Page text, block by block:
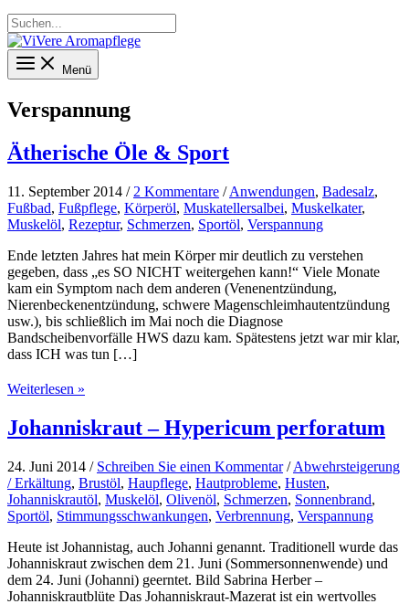
Suchen...
Menü
Verspannung
Ätherische Öle & Sport
11. September 2014 / 2 Kommentare /Anwendungen, Badesalz,
Fußbad, Fußpflege, Körperöl, Muskatellersalbei, Muskelkater,
Muskelöl, Rezeptur, Schmerzen, Sportöl, Verspannung
Ende letzten Jahres hat mein Körper mir deutlich zu verstehen
gegeben, dass „es SO NICHT weitergehen kann!“ Viele Monate
kam ein Symptom nach dem anderen (Venenentzündung,
Nierenbeckenentzündung, schwere Magenschleimhautentzündung
usw.), bis schließlich im Mai noch die Diagnose
Bandscheibenvorfälle HWS dazu kam. Spätestens jetzt war mir klar,
dass ICH was tun […]
Ätherische
&
Sport
Weiterlesen »
Johanniskraut – Hypericum perforatum
24. Juni 2014 / Schreiben Sie einen Kommentar /Abwehrsteigerung
/ Erkältung, Brustöl, Haupflege, Hautprobleme, Husten,
Johanniskrautöl, Muskelöl, Olivenöl, Schmerzen, Sonnenbrand,
Sportöl, Stimmungsschwankungen, Verbrennung, Verspannung
Heute ist Johannistag, auch Johanni genannt. Traditionell wurde das
Johanniskraut zwischen dem 21. Juni (Sommersonnenwende) und
dem 24. Juni (Johanni) geerntet. Bild Sabrina Herber –
Johanniskrautblüte Das Johanniskraut-Mazerat ist ein wertvolles